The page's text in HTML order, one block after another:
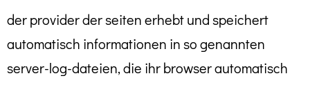
der provider der seiten erhebt und speichert
automatisch informationen in so genannten
server-log-dateien, die ihr browser automatisch